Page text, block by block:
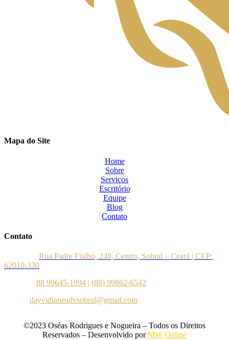
Mapa do Site
Home
Sobre
Serviços
Escritório
Equipe
Blog
Contato
Contato
Rua Padre Fialho, 248, Centro, Sobral – Ceará | CEP:
62010-330
88 99645-1994 | (88) 99862-6542
dayvidianeadvsobral@gmail.com
©2023 Oséas Rodrigues e Nogueira – Todos os Direitos
Reservados – Desenvolvido por MW Online